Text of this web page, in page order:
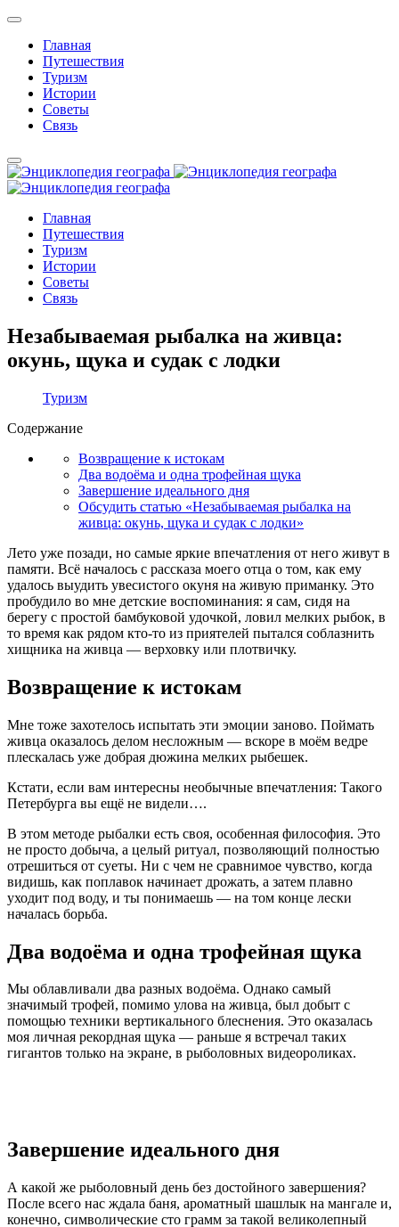
Главная
Путешествия
Туризм
Истории
Советы
Связь
Главная
Путешествия
Туризм
Истории
Советы
Связь
Незабываемая рыбалка на живца:
окунь, щука и судак с лодки
Туризм
Содержание
Возвращение к истокам
Два водоёма и одна трофейная щука
Завершение идеального дня
Обсудить статью «Незабываемая рыбалка на
живца: окунь, щука и судак с лодки»
Лето уже позади, но самые яркие впечатления от него живут в
памяти. Всё началось с рассказа моего отца о том, как ему
удалось выудить увесистого окуня на живую приманку. Это
пробудило во мне детские воспоминания: я сам, сидя на
берегу с простой бамбуковой удочкой, ловил мелких рыбок, в
то время как рядом кто-то из приятелей пытался соблазнить
хищника на живца — верховку или плотвичку.
Возвращение к истокам
Мне тоже захотелось испытать эти эмоции заново. Поймать
живца оказалось делом несложным — вскоре в моём ведре
плескалась уже добрая дюжина мелких рыбешек.
Кстати, если вам интересны необычные впечатления: Такого
Петербурга вы ещё не видели….
В этом методе рыбалки есть своя, особенная философия. Это
не просто добыча, а целый ритуал, позволяющий полностью
отрешиться от суеты. Ни с чем не сравнимое чувство, когда
видишь, как поплавок начинает дрожать, а затем плавно
уходит под воду, и ты понимаешь — на том конце лески
началась борьба.
Два водоёма и одна трофейная щука
Мы облавливали два разных водоёма. Однако самый
значимый трофей, помимо улова на живца, был добыт с
помощью техники вертикального блеснения. Это оказалась
моя личная рекордная щука — раньше я встречал таких
гигантов только на экране, в рыболовных видеороликах.
Завершение идеального дня
А какой же рыболовный день без достойного завершения?
После всего нас ждала баня, ароматный шашлык на мангале и,
конечно, символические сто грамм за такой великолепный